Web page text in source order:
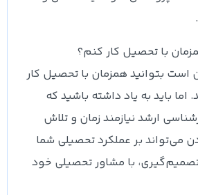
با تحصیل کار کنم؟
است بتوانید همزمان با تحصیل کار
اما باید به یاد داشته باشید که
ارشد نیازمند زمان و تلاش
می‌تواند بر عملکرد تحصیلی شما
تصمیم‌گیری، با مشاور تحصیلی خود